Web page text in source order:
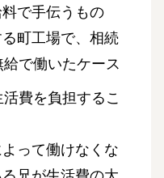
で手伝うもの
町工場で、相続
で働いたケース
活費を負担するこ
って働けなくな